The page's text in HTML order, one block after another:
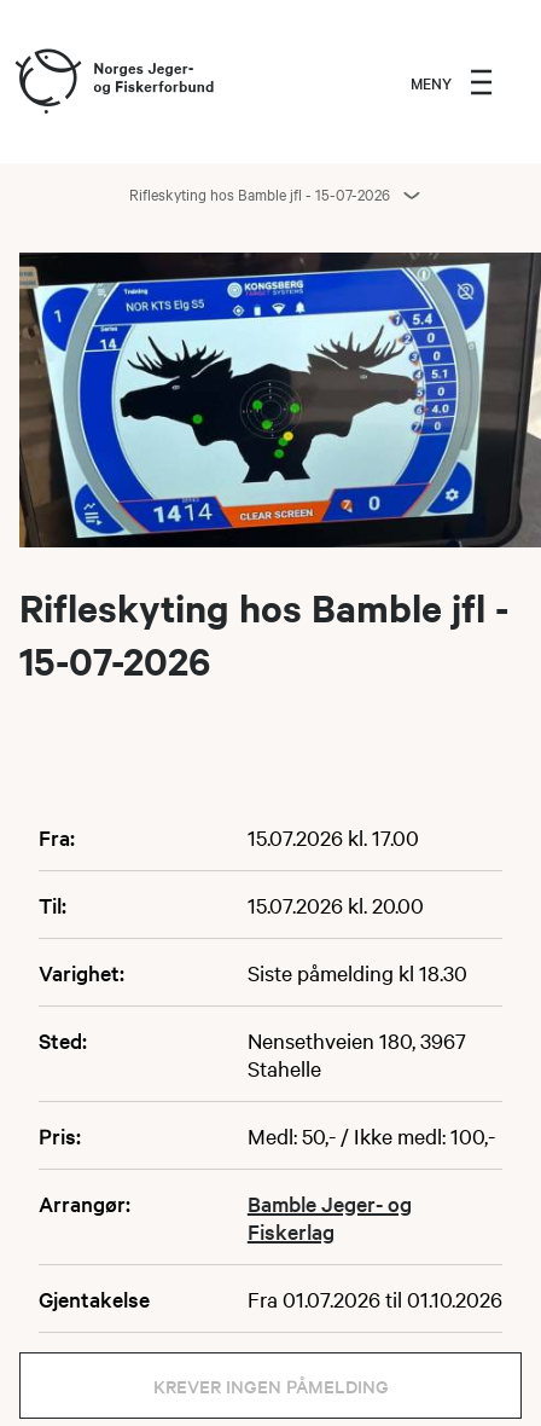
MENY
Rifleskyting hos Bamble jfl - 15-07-2026
Rifleskyting hos Bamble jfl -
15-07-2026
Fra: 15.07.2026 kl. 17.00
Til: 15.07.2026 kl. 20.00
Varighet: Siste påmelding kl 18.30
Sted:
Nensethveien 180, 3967
Stahelle
Pris: Medl: 50,- / Ikke medl: 100,-
Arrangør:
Bamble Jeger- og
Fiskerlag
Gjentakelse Fra 01.07.2026 til 01.10.2026
KREVER INGEN PÅMELDING